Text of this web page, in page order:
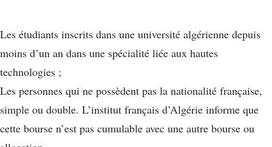
Les étudiants inscrits dans une université algérienne depuis
moins d’un an dans une spécialité liée aux hautes
technologies ;
Les personnes qui ne possèdent pas la nationalité française,
simple ou double. L’institut français d’Algérie informe que
cette bourse n’est pas cumulable avec une autre bourse ou